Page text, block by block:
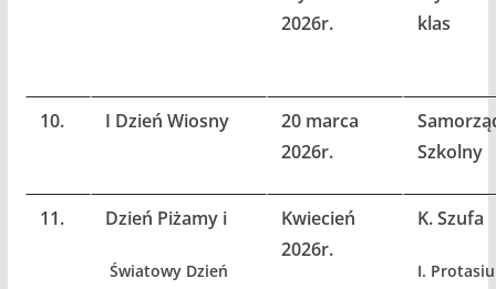
2026r.
klas
10. I Dzień Wiosny
20 marca
2026r.
Szkolny
11. Dzień Piżamy i
Światowy Dzień
Kwiecień
2026r.
K. Szufa
I.